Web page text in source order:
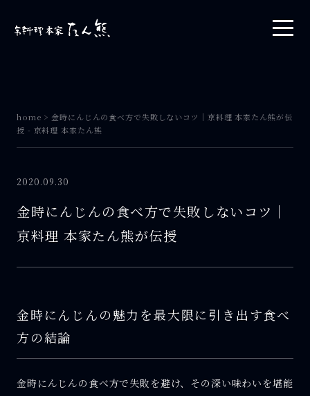
home > 金時にんじんの食べ方で失敗しないコツ｜京料理 本家たん熊が伝
授 - 京料理 本家たん熊
2020.09.30
金時にんじんの食べ方で失敗しないコツ｜
京料理 本家たん熊が伝授
金時にんじんの魅力を最大限に引き出す食べ
方の結論
金時にんじんの食べ方で失敗を避け、その深い味わいを堪能